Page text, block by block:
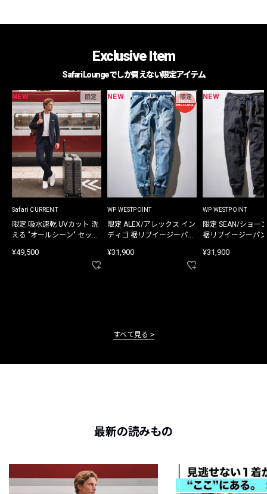
Exclusive Item
Safari Loungeでしか買えない限定アイテム
NEW 限定
Safari CURRENT
限定 吸水速乾 UVカット 洗
える "オールシーン" セット
¥49,500
NEW 限定
WP WESTPOINT
限定 ALEX/アレックス イン
ディゴ 裾リブイージーパン
¥31,900
NEW
WP WESTPOINT
限定 SEAN/ショー
裾リブイージーパ
¥31,900
すべて見る
最新の読みもの